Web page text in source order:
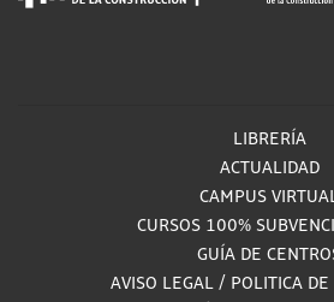
LIBRERÍA
ACTUALIDAD
CAMPUS
CURSOS 100%
GUÍA DE
AVISO LEGAL / POLITICA DE